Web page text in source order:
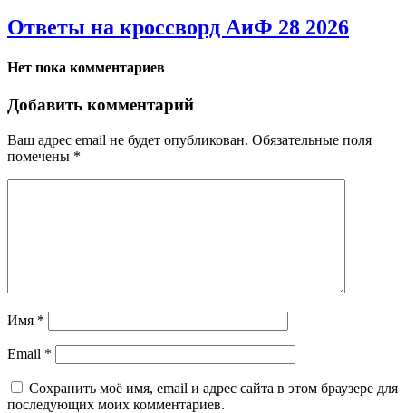
Ответы на кроссворд АиФ 28 2026
Нет пока комментариев
Добавить комментарий
Ваш адрес email не будет опубликован. Обязательные поля
помечены *
Имя *
Email *
Сохранить моё имя, email и адрес сайта в этом браузере для
последующих моих комментариев.